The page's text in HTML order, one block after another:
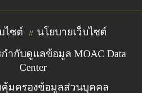
ไซต์ // นโยบายเว็บไซต์
ำกับดูแลข้อมูล MOAC Data
Center
คุ้มครองข้อมูลส่วนบุคคล